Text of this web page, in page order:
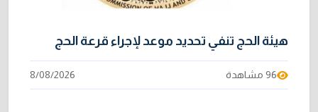
هيئة الحج تنفي تحديد موعد لإجراء قرعة الحج
96 مشاهدة 8/08/2026